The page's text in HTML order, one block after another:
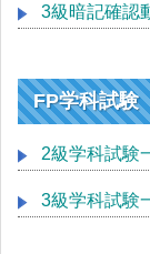
3級暗記確認
FP学科試験
2級学科試験
3級学科試験